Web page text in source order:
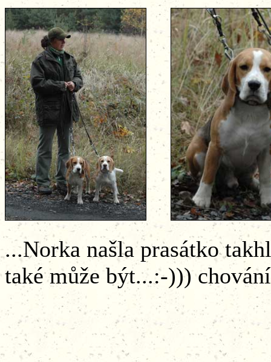
...Norka našla prasátko
také může být...:-)))